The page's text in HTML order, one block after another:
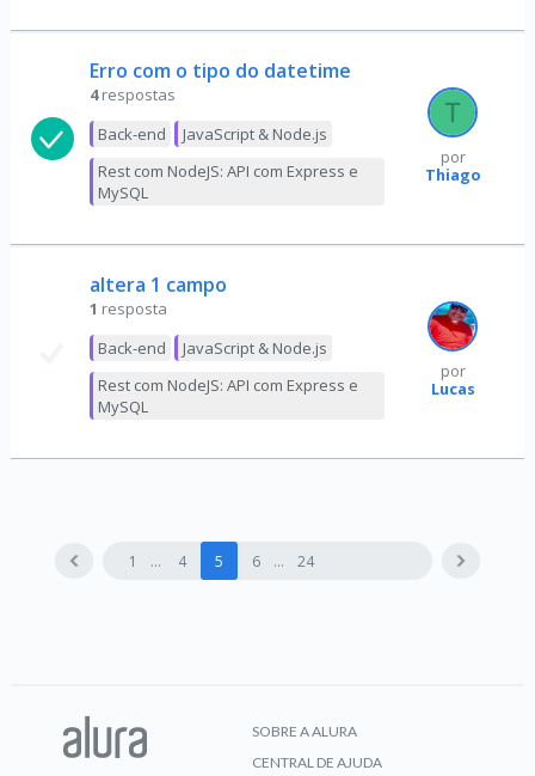
Erro com o tipo do datetime
4 respostas
Back-end
JavaScript & Node.js
Rest com NodeJS: API com Express e
MySQL
por
Thiago
altera 1 campo
1 resposta
Back-end
JavaScript & Node.js
Rest com NodeJS: API com Express e
MySQL
por
Lucas
1 4 5 6 24
SOBRE A ALURA
CENTRAL DE AJUDA